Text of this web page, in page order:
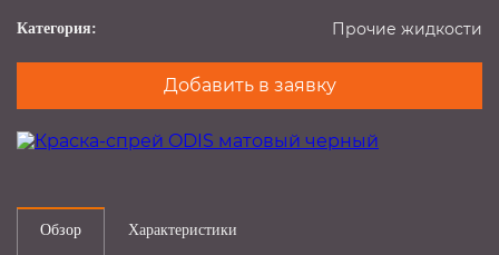
Категория: Прочие жидкости
Добавить в заявку
Обзор Характеристики